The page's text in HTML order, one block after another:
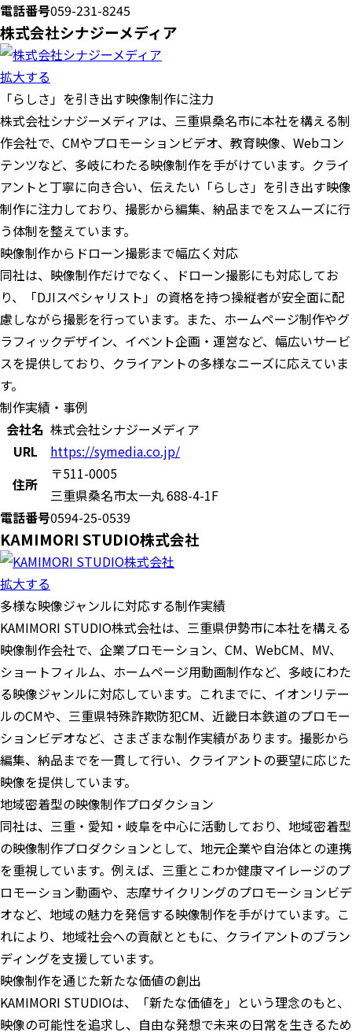
電話番号059-231-8245
株式会社シナジーメディア
拡大する
「らしさ」を引き出す映像制作に注力
株式会社シナジーメディアは、三重県桑名市に本社を構える制
作会社で、CMやプロモーションビデオ、教育映像、Webコン
テンツなど、多岐にわたる映像制作を手がけています。クライ
アントと丁寧に向き合い、伝えたい「らしさ」を引き出す映像
制作に注力しており、撮影から編集、納品までをスムーズに行
う体制を整えています。
映像制作からドローン撮影まで幅広く対応
同社は、映像制作だけでなく、ドローン撮影にも対応してお
り、「DJIスペシャリスト」の資格を持つ操縦者が安全面に配
慮しながら撮影を行っています。また、ホームページ制作やグ
ラフィックデザイン、イベント企画・運営など、幅広いサービ
スを提供しており、クライアントの多様なニーズに応えていま
す。
制作実績・事例
会社名 株式会社シナジーメディア
URL
https://symedia.co.jp/
住所
〒511-0005
三重県桑名市太一丸 688-4-1F
電話番号0594-25-0539
KAMIMORI STUDIO株式会社
拡大する
多様な映像ジャンルに対応する制作実績
KAMIMORI STUDIO株式会社は、三重県伊勢市に本社を構える
映像制作会社で、企業プロモーション、CM、WebCM、MV、
ショートフィルム、ホームページ用動画制作など、多岐にわた
る映像ジャンルに対応しています。これまでに、イオンリテー
ルのCMや、三重県特殊詐欺防犯CM、近畿日本鉄道のプロモー
ションビデオなど、さまざまな制作実績があります。撮影から
編集、納品までを一貫して行い、クライアントの要望に応じた
映像を提供しています。
地域密着型の映像制作プロダクション
同社は、三重・愛知・岐阜を中心に活動しており、地域密着型
の映像制作プロダクションとして、地元企業や自治体との連携
を重視しています。例えば、三重とこわか健康マイレージのプ
ロモーション動画や、志摩サイクリングのプロモーションビデ
オなど、地域の魅力を発信する映像制作を手がけています。こ
れにより、地域社会への貢献とともに、クライアントのブラン
ディングを支援しています。
映像制作を通じた新たな価値の創出
KAMIMORI STUDIOは、「新たな価値を」という理念のもと、
映像の可能性を追求し、自由な発想で未来の日常を生きるため